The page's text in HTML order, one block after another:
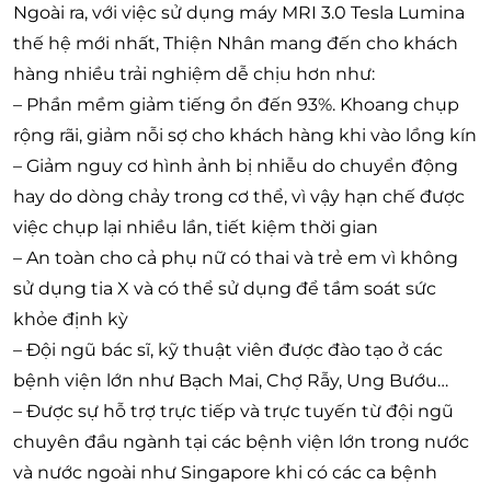
Ngoài ra, với việc sử dụng máy MRI 3.0 Tesla Lumina
thế hệ mới nhất, Thiện Nhân mang đến cho khách
hàng nhiều trải nghiệm dễ chịu hơn như:
– Phần mềm giảm tiếng ồn đến 93%. Khoang chụp
rộng rãi, giảm nỗi sợ cho khách hàng khi vào lồng kín
– Giảm nguy cơ hình ảnh bị nhiễu do chuyển động
hay do dòng chảy trong cơ thể, vì vậy hạn chế được
việc chụp lại nhiều lần, tiết kiệm thời gian
– An toàn cho cả phụ nữ có thai và trẻ em vì không
sử dụng tia X và có thể sử dụng để tầm soát sức
khỏe định kỳ
– Đội ngũ bác sĩ, kỹ thuật viên được đào tạo ở các
bệnh viện lớn như Bạch Mai, Chợ Rẫy, Ung Bướu…
– Được sự hỗ trợ trực tiếp và trực tuyến từ đội ngũ
chuyên đầu ngành tại các bệnh viện lớn trong nước
và nước ngoài như Singapore khi có các ca bệnh